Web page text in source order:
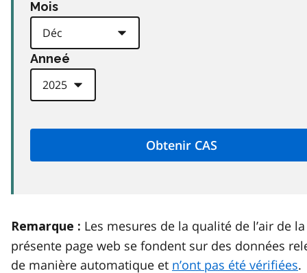
Mois
Anneé
Remarque : Les mesures de la qualité de l’air de la
présente page web se fondent sur des données
de manière automatique et n’ont pas été vérifiées.